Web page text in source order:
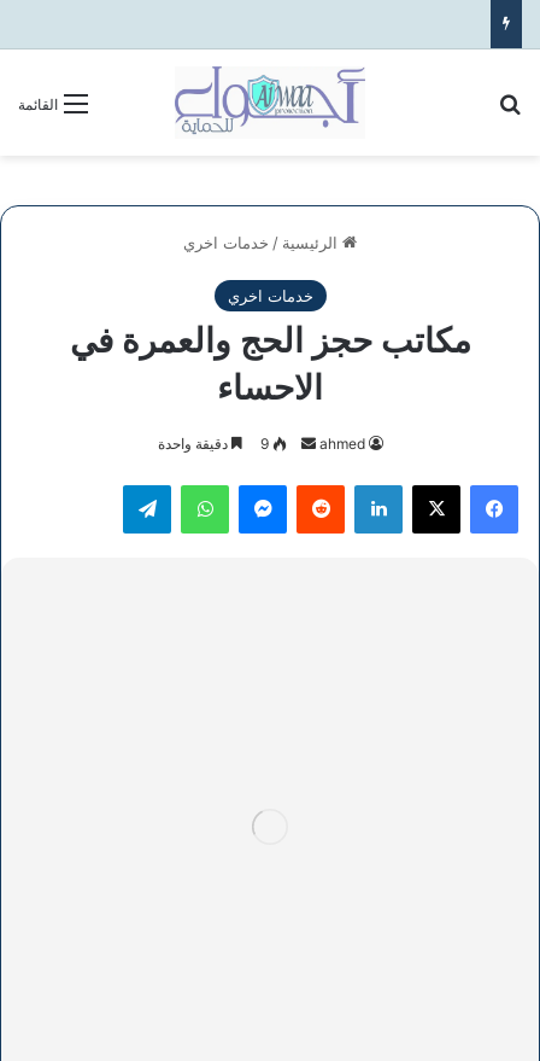
القائمة
الرئيسية / خدمات اخري
خدمات اخري
مكاتب حجز الحج والعمرة في
الاحساء
ahmed
أرسل
إلكترونيا
9 دقيقة واحدة
فيسبوك ‫X لينكدإن ماسنجر واتساب تيلقرام